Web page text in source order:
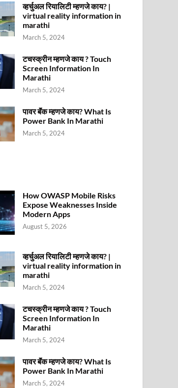
व्हर्चुअल रियालिटी म्हणजे काय? |
virtual reality information in
marathi
March 5, 2024
टचस्क्रीन म्हणजे काय ? Touch
Screen Information In
Marathi
March 5, 2024
पावर बॅंक म्हणजे काय? What Is
Power Bank In Marathi
March 5, 2024
How OWASP Mobile Risks
Expose Weaknesses Inside
Modern Apps
August 5, 2026
व्हर्चुअल रियालिटी म्हणजे काय? |
virtual reality information in
marathi
March 5, 2024
टचस्क्रीन म्हणजे काय ? Touch
Screen Information In
Marathi
March 5, 2024
पावर बॅंक म्हणजे काय? What Is
Power Bank In Marathi
March 5, 2024